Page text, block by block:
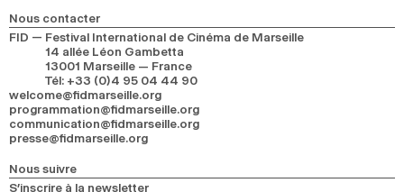
Nous contacter
FID — Festival International de Cinéma de Marseille
14 allée Léon Gambetta
13001 Marseille — France
Tél: +33 (0)4 95 04 44 90
welcome@fidmarseille.org
programmation@fidmarseille.org
communication@fidmarseille.org
presse@fidmarseille.org
Nous suivre
S’inscrire à la newsletter